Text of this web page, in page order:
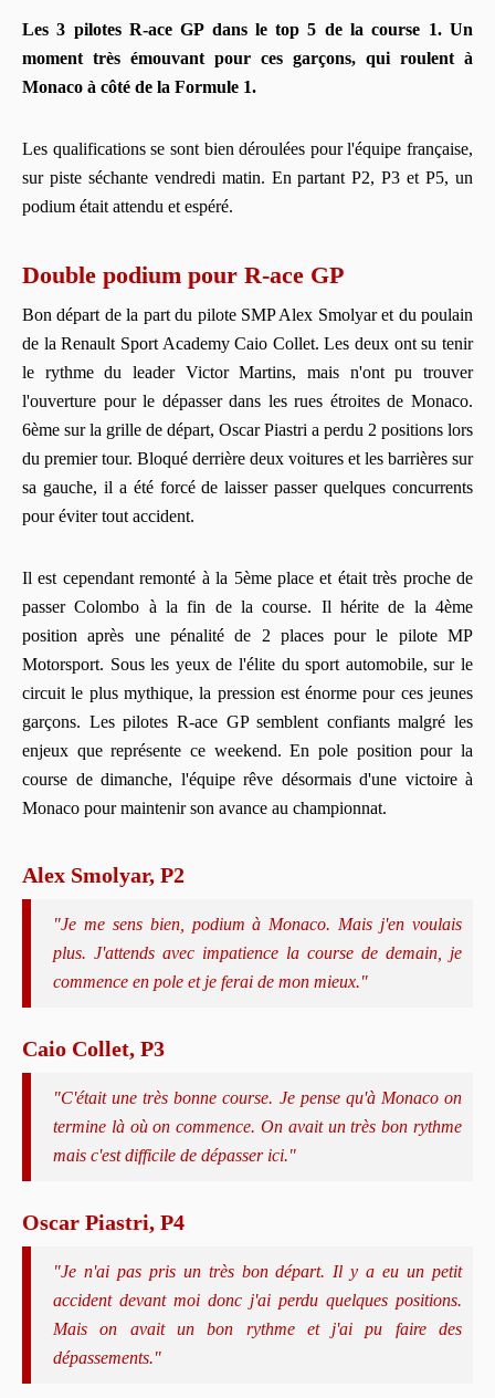
Les 3 pilotes R-ace GP dans le top 5 de la course 1. Un
moment très émouvant pour ces garçons, qui roulent à
Monaco à côté de la Formule 1.
Les qualifications se sont bien déroulées pour l'équipe française,
sur piste séchante vendredi matin. En partant P2, P3 et P5, un
podium était attendu et espéré.
Double podium pour R-ace GP
Bon départ de la part du pilote SMP Alex Smolyar et du poulain
de la Renault Sport Academy Caio Collet. Les deux ont su tenir
le rythme du leader Victor Martins, mais n'ont pu trouver
l'ouverture pour le dépasser dans les rues étroites de Monaco.
6ème sur la grille de départ, Oscar Piastri a perdu 2 positions lors
du premier tour. Bloqué derrière deux voitures et les barrières sur
sa gauche, il a été forcé de laisser passer quelques concurrents
pour éviter tout accident.
Il est cependant remonté à la 5ème place et était très proche de
passer Colombo à la fin de la course. Il hérite de la 4ème
position après une pénalité de 2 places pour le pilote MP
Motorsport. Sous les yeux de l'élite du sport automobile, sur le
circuit le plus mythique, la pression est énorme pour ces jeunes
garçons. Les pilotes R-ace GP semblent confiants malgré les
enjeux que représente ce weekend. En pole position pour la
course de dimanche, l'équipe rêve désormais d'une victoire à
Monaco pour maintenir son avance au championnat.
Alex Smolyar, P2
"Je me sens bien, podium à Monaco. Mais j'en voulais
plus. J'attends avec impatience la course de demain, je
commence en pole et je ferai de mon mieux."
Caio Collet, P3
"C'était une très bonne course. Je pense qu'à Monaco on
termine là où on commence. On avait un très bon rythme
mais c'est difficile de dépasser ici."
Oscar Piastri, P4
"Je n'ai pas pris un très bon départ. Il y a eu un petit
accident devant moi donc j'ai perdu quelques positions.
Mais on avait un bon rythme et j'ai pu faire des
dépassements."